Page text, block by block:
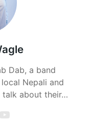
Dab, a band
Nepali and
talk about their…
YouTube